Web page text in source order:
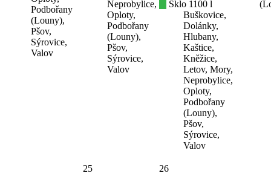
Podbořany
(Louny),
Pšov,
Sýrovice,
Valov
Neprobylice,
Oploty,
Podbořany
(Louny),
Pšov,
Sýrovice,
Valov
Sklo 1100 l
Buškovice,
Dolánky,
Hlubany,
Kaštice,
Kněžice,
Letov, Mory,
Neprobylice,
Oploty,
Podbořany
(Louny),
Pšov,
Sýrovice,
Valov
25
26